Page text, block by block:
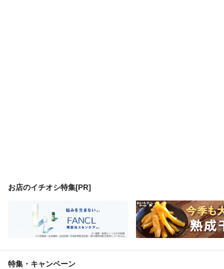
お店のイチオシ特集[PR]
特集・キャンペーン